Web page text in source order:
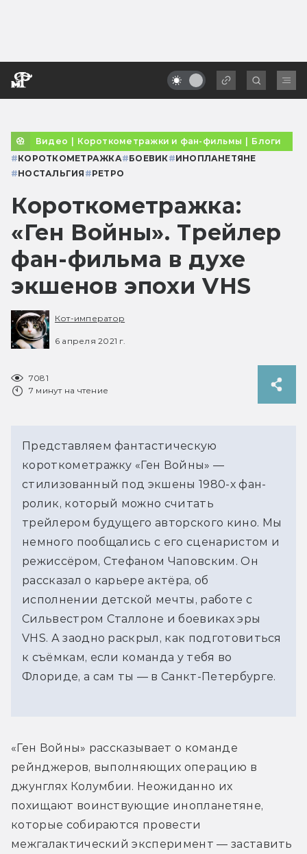
Видео | Короткометражки и фан-фильмы | Блоги
#КОРОТКОМЕТРАЖКА#БОЕВИК#ИНОПЛАНЕТЯНЕ
#НОСТАЛЬГИЯ #РЕТРО
Короткометражка:
«Ген Войны». Трейлер
фан-фильма в духе
экшенов эпохи VHS
Кот-император
6 апреля 2021 г.
7081
7 минут на чтение
Представляем фантастическую
короткометражку «Ген Войны» —
стилизованный под экшены 1980-х фан-
ролик, который можно считать
трейлером будущего авторского кино. Мы
немного пообщались с его сценаристом и
режиссёром, Стефаном Чаповским. Он
рассказал о карьере актёра, об
исполнении детской мечты, работе с
Сильвестром Сталлоне и боевиках эры
VHS. А заодно раскрыл, как подготовиться
к съёмкам, если команда у тебя во
Флориде, а сам ты — в Санкт-Петербурге.
«Ген Войны» рассказывает о команде
рейнджеров, выполняющих операцию в
джунглях Колумбии. Неожиданно их
похищают воинствующие инопланетяне,
которые собираются провести
межгалактический эксперимент — заставить